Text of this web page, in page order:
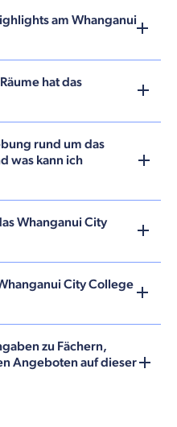
am Whanganui
hat das
rund um das
was kann ich
Whanganui City
City College
zu Fächern,
Angeboten auf dieser